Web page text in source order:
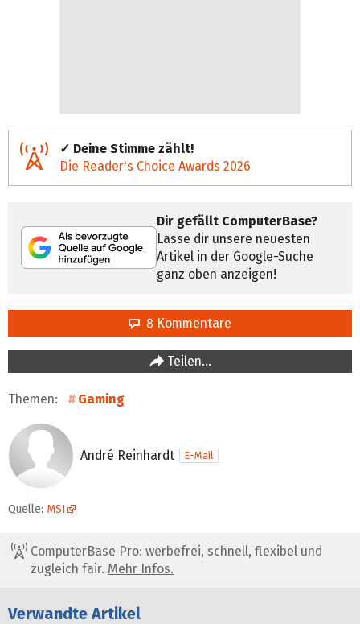
✓ Deine Stimme zählt!
Die Reader's Choice Awards 2026
Dir gefällt ComputerBase?
Lasse dir unsere neuesten
Artikel in der Google-Suche
ganz oben anzeigen!
8 Kommentare
Teilen…
Themen: Gaming
André Reinhardt E-Mail
Quelle: MSI
ComputerBase Pro: werbefrei, schnell, flexibel und
zugleich fair. Mehr Infos.
Verwandte Artikel